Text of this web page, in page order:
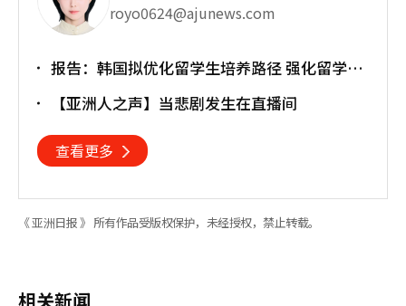
royo0624@ajunews.com
报告：韩国拟优化留学生培养路径 强化留学就
【亚洲人之声】当悲剧发生在直播间
查看更多
《 亚洲日报 》 所有作品受版权保护，未经授权，禁止转载。
相关新闻